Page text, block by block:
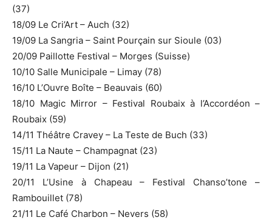
(37)
18/09 Le Cri’Art – Auch (32)
19/09 La Sangria – Saint Pourçain sur Sioule (03)
20/09 Paillotte Festival – Morges (Suisse)
10/10 Salle Municipale – Limay (78)
16/10 L’Ouvre Boîte – Beauvais (60)
18/10 Magic Mirror – Festival Roubaix à l’Accordéon –
Roubaix (59)
14/11 Théâtre Cravey – La Teste de Buch (33)
15/11 La Naute – Champagnat (23)
19/11 La Vapeur – Dijon (21)
20/11 L’Usine à Chapeau – Festival Chanso’tone –
Rambouillet (78)
21/11 Le Café Charbon – Nevers (58)